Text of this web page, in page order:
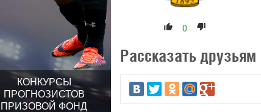
КОНКУРСЫ
ПРОГНОЗИСТОВ
ПРИЗОВОЙ ФОНД
0
Рассказать друзьям